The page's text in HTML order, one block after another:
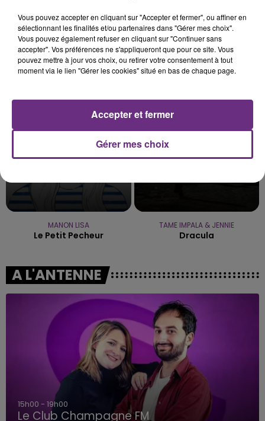
JENNIFER LOPEZ & DAVID GUETTA
Save Me Tonight
P!NK
What About Us
MANON LISA
Le Petit Pecheur
TAME IMPALA & JENNIE
Dracula
A L'ANTENNE
15h00 - 19h00
Le Club Champagne FM
Vous pouvez accepter en cliquant sur "Accepter et fermer", ou affiner en
sélectionnant les finalités et/ou partenaires dans "Gérer mes choix".
Vous pouvez également refuser en cliquant sur "Continuer sans
accepter". Vos préférences ne s'appliqueront que pour ce site. Vous
pouvez mettre à jour vos choix, ou retirer votre consentement à tout
moment via le lien "Gérer les cookies" situé en bas de chaque page.
Gérer mes choix
Accepter et fermer